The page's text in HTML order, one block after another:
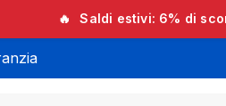
🔥 Saldi estivi: 6% di